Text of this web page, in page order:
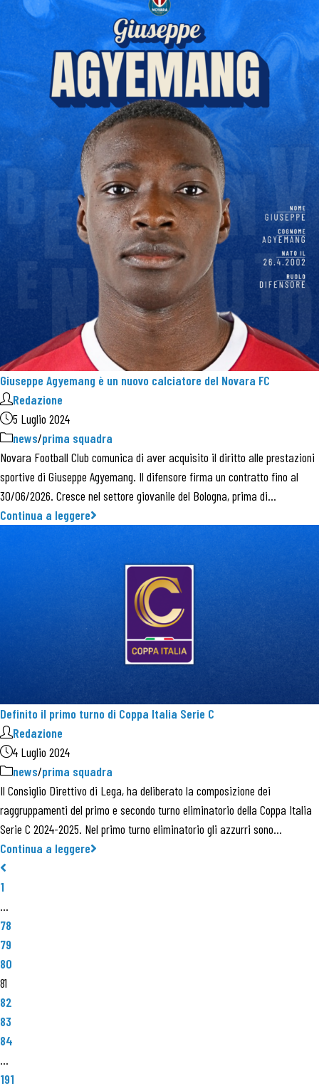
Giuseppe Agyemang è un nuovo calciatore del Novara FC
Redazione
5 Luglio 2024
news/prima squadra
Novara Football Club comunica di aver acquisito il diritto alle prestazioni
sportive di Giuseppe Agyemang. Il difensore firma un contratto fino al
30/06/2026. Cresce nel settore giovanile del Bologna, prima di…
Continua a leggere
Definito il primo turno di Coppa Italia Serie C
Redazione
4 Luglio 2024
news/prima squadra
Il Consiglio Direttivo di Lega, ha deliberato la composizione dei
raggruppamenti del primo e secondo turno eliminatorio della Coppa Italia
Serie C 2024-2025. Nel primo turno eliminatorio gli azzurri sono…
Continua a leggere
1
…
78
79
80
81
82
83
84
…
191